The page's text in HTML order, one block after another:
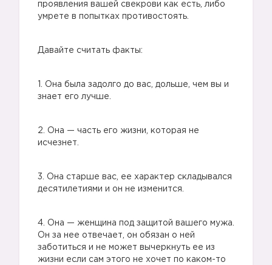
проявления вашей свекрови как есть, либо
умрете в попытках противостоять.
Давайте считать факты:
1. Она была задолго до вас, дольше, чем вы и
знает его лучше.
2. Она — часть его жизни, которая не
исчезнет.
3. Она старше вас, ее характер складывался
десятилетиями и он не изменится.
4. Она — женщина под защитой вашего мужа.
Он за нее отвечает, он обязан о ней
заботиться и не может вычеркнуть ее из
жизни если сам этого не хочет по каком-то